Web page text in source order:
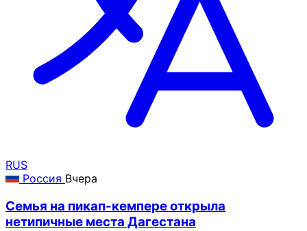
RUS
Россия Вчера
Семья на пикап-кемпере открыла
нетипичные места Дагестана